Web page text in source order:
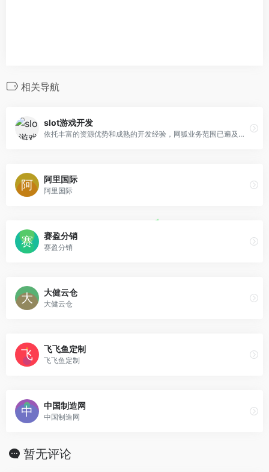
相关导航
slot游戏开发
依托丰富的资源优势和成熟的开发经验，网狐业务范围已遍及全球 34 个国家和地区。
阿里国际
阿里国际
赛盈分销
赛盈分销
大健云仓
大健云仓
飞飞鱼定制
飞飞鱼定制
中国制造网
中国制造网
暂无评论